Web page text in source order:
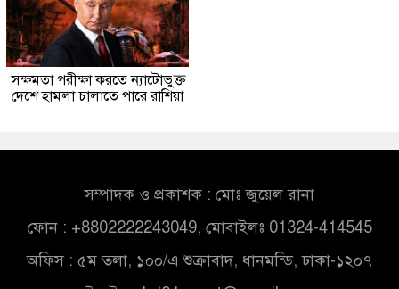
সক্ষমতা পরীক্ষা করতে ন্যাটোভুক্ত
দেশে হামলা চালাতে পারে রাশিয়া
সম্পাদক ও প্রকাশক : মোঃ জুয়েল রানা
ফোন : +8802222243049, মোবাইলঃ 01324-414545
অফিস : ৫ম তলা, ১০০/এ শুক্রাবাদ, ধানমন্ডি, ঢাকা-১২০৭